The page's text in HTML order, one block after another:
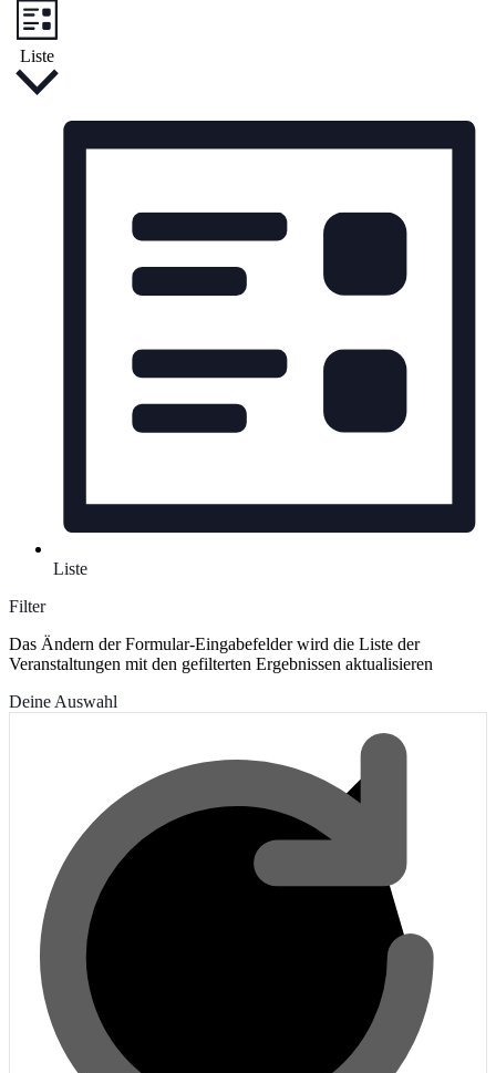
Liste
Liste
Filter
Das Ändern der Formular-Eingabefelder wird die Liste der
Veranstaltungen mit den gefilterten Ergebnissen aktualisieren
Deine Auswahl